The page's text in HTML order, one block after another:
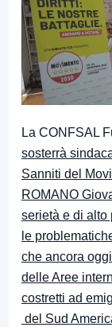
La CONFSAL
sosterrà
Sanniti del
ROMANO
serietà e di
le
che ancora
delle Aree
costretti ad
del Sud